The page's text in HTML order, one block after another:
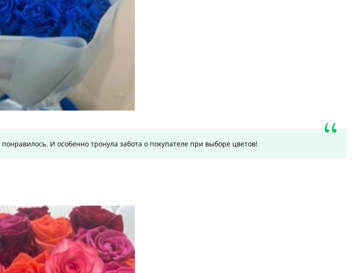
И особенно тронула забота о покупателе при выборе цветов!